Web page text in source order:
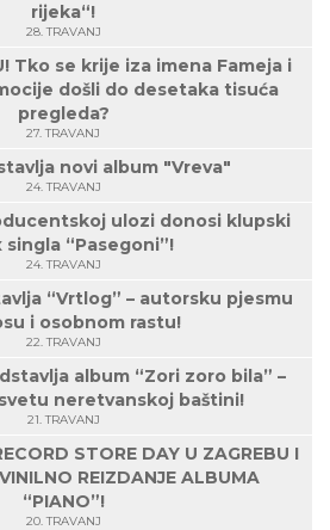
rijeka“!
28. TRAVANJ
Tko se krije iza imena Fameja i
došli do desetaka tisuća
pregleda?
27. TRAVANJ
novi album "Vreva"
24. TRAVANJ
ulozi donosi klupski
singla “Pasegoni”!
24. TRAVANJ
“Vrtlog” – autorsku pjesmu
i osobnom rastu!
22. TRAVANJ
album “Zori zoro bila” –
neretvanskoj baštini!
21. TRAVANJ
STORE DAY U ZAGREBU I
REIZDANJE ALBUMA
“PIANO”!
20. TRAVANJ